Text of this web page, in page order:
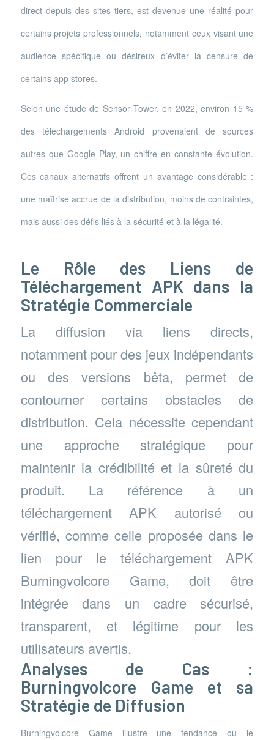
direct depuis des sites tiers, est devenue une réalité pour
certains projets professionnels, notamment ceux visant une
audience spécifique ou désireux d’éviter la censure de
certains app stores.
Selon une étude de Sensor Tower, en 2022, environ 15 %
des téléchargements Android provenaient de sources
autres que Google Play, un chiffre en constante évolution.
Ces canaux alternatifs offrent un avantage considérable :
une maîtrise accrue de la distribution, moins de contraintes,
mais aussi des défis liés à la sécurité et à la légalité.
Le Rôle des Liens de
Téléchargement APK dans la
Stratégie Commerciale
La diffusion via liens directs,
notamment pour des jeux indépendants
ou des versions bêta, permet de
contourner certains obstacles de
distribution. Cela nécessite cependant
une approche stratégique pour
maintenir la crédibilité et la sûreté du
produit. La référence à un
téléchargement APK autorisé ou
vérifié, comme celle proposée dans le
lien pour le téléchargement APK
Burningvolcore Game, doit être
intégrée dans un cadre sécurisé,
transparent, et légitime pour les
utilisateurs avertis.
Analyses de Cas :
Burningvolcore Game et sa
Stratégie de Diffusion
Burningvolcore Game illustre une tendance où le